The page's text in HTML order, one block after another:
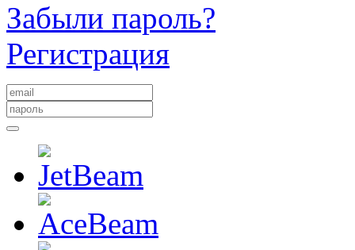
Забыли пароль?
Регистрация